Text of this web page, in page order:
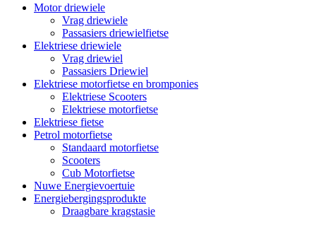
Motor driewiele
Vrag driewiele
Passasiers driewielfietse
Elektriese driewiele
Vrag driewiel
Passasiers Driewiel
Elektriese motorfietse en bromponies
Elektriese Scooters
Elektriese motorfietse
Elektriese fietse
Petrol motorfietse
Standaard motorfietse
Scooters
Cub Motorfietse
Nuwe Energievoertuie
Energiebergingsprodukte
Draagbare kragstasie